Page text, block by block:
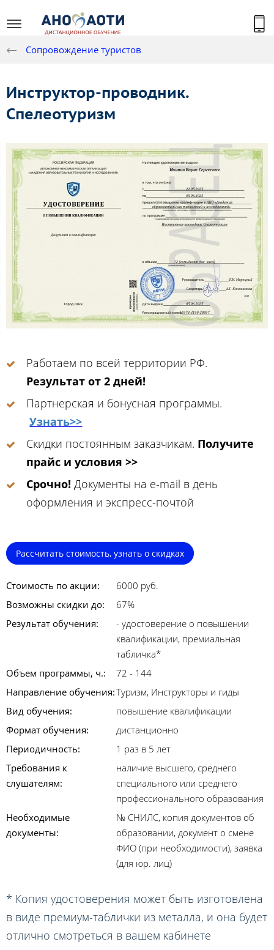
Сопровождение туристов
Инструктор-проводник.
Спелеотуризм
Работаем по всей территории РФ.
Результат от 2 дней!
Партнерская и бонусная программы.
Узнать>>
Скидки постоянным заказчикам. Получите
прайс и условия >>
Срочно! Документы на e-mail в день
оформления и экспресс-почтой
Рассчитать стоимость, узнать о скидках
Стоимость по акции:
6000 руб.
Возможны скидки до:
67%
Результат обучения:
- удостоверение о повышении
квалификации, премиальная
табличка*
Объем программы, ч.:
72 - 144
Направление обучения:Туризм, Инструкторы и гиды
Вид обучения:
повышение квалификации
Формат обучения:
дистанционно
Периодичность:
1 раз в 5 лет
Требования к
слушателям:
наличие высшего, среднего
специального или среднего
профессионального образования
Необходимые
документы:
№ СНИЛС, копия документов об
образовании, документ о смене
ФИО (при необходимости), заявка
(для юр. лиц)
* Копия удостоверения может быть изготовлена
в виде премиум-таблички из металла, и она будет
отлично смотреться в вашем кабинете